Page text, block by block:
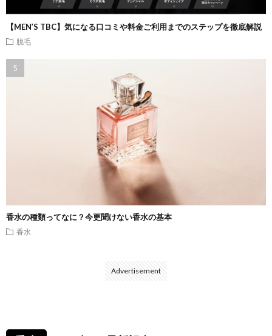
【MEN’S TBC】気になる口コミや料金ご利用までのステップを徹底解説
脱毛
香水の種類ってなに？今更聞けない香水の基本
香水
Advertisement